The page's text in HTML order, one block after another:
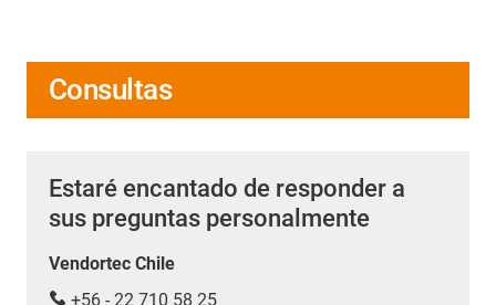
Consultas
Estaré encantado de responder a
sus preguntas personalmente
Vendortec Chile
+56 - 22 710 58 25